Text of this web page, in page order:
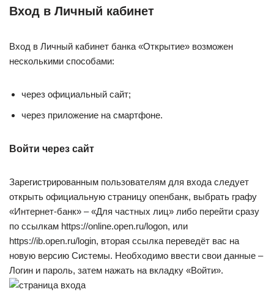
Вход в Личный кабинет
Вход в Личный кабинет банка «Открытие» возможен
несколькими способами:
через официальный сайт;
через приложение на смартфоне.
Войти через сайт
Зарегистрированным пользователям для входа следует
открыть официальную страницу опенбанк, выбрать графу
«Интернет-банк» – «Для частных лиц» либо перейти сразу
по ссылкам https://online.open.ru/logon, или
https://ib.open.ru/login, вторая ссылка переведёт вас на
новую версию Системы. Необходимо ввести свои данные –
Логин и пароль, затем нажать на вкладку «Войти».